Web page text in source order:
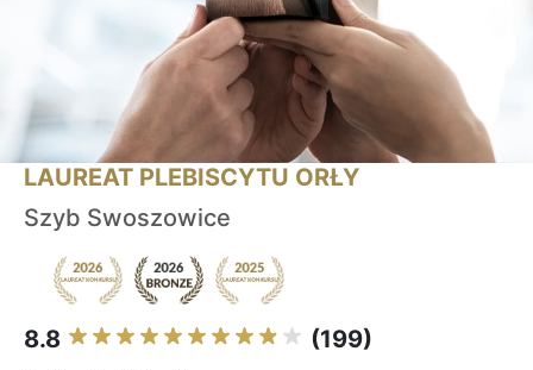
LAUREAT PLEBISCYTU ORŁY
Szyb Swoszowice
8.8 (199)